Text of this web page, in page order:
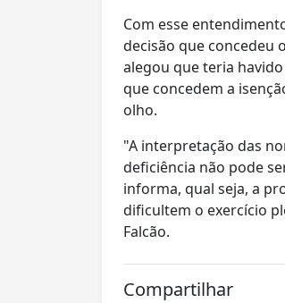
Com esse
decisão que concedeu
alegou que teria
que concedem a
olho.
"A interpretação das
deficiência não pode
informa, qual seja, a
dificultem o exercício
Falcão.
Compartilhar